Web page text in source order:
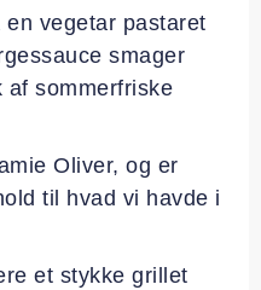
vegetar pastaret
smager
af sommerfriske
Oliver, og er
til hvad vi havde i
et stykke grillet